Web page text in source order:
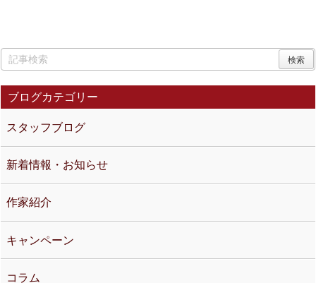
ブログカテゴリー
スタッフブログ
新着情報・お知らせ
作家紹介
キャンペーン
コラム